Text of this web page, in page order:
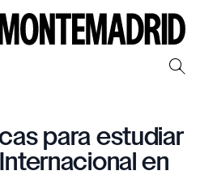
para estudiar
en